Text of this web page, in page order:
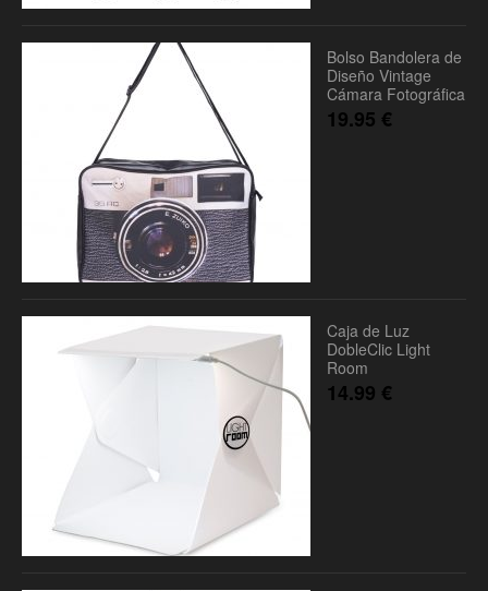
Bolso Bandolera de
Diseño Vintage
Cámara Fotográfica
19.95 €
Caja de Luz
DobleClic Light
Room
14.99 €